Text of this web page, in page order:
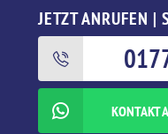
JETZT ANRUFEN |
KONTAKT